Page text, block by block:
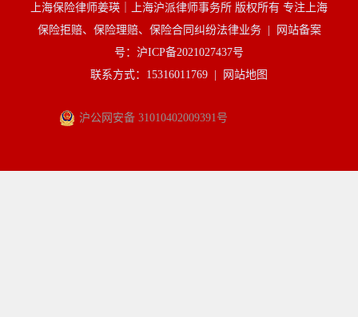
上海保险律师姜瑛｜上海沪派律师事务所 版权所有 专注上海
保险拒赔、保险理赔、保险合同纠纷法律业务 |
网站备案
号：沪ICP备2021027437号
联系方式：15316011769 |
网站地图
沪公网安备 31010402009391号